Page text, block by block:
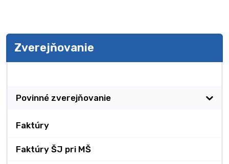
Zverejňovanie
Povinné zverejňovanie
Faktúry
Faktúry ŠJ pri MŠ